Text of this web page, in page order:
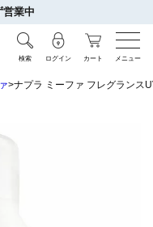
営業中
検索 ログイン カート メニュー
ナプラ ミーファ フレグラン